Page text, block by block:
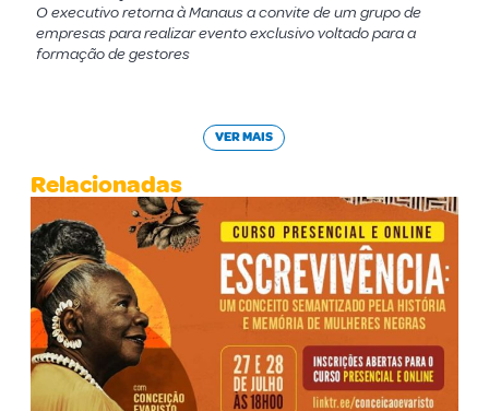
O executivo retorna à Manaus a convite de um grupo de
empresas para realizar evento exclusivo voltado para a
formação de gestores
VER MAIS
Relacionadas